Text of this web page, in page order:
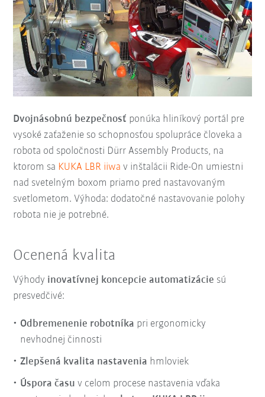
Dvojnásobnú bezpečnosť ponúka hliníkový portál pre
vysoké zaťaženie so schopnosťou spolupráce človeka a
robota od spoločnosti Dürr Assembly Products, na
ktorom sa KUKA LBR iiwa v inštalácii Ride-On umiestni
nad svetelným boxom priamo pred nastavovaným
svetlometom. Výhoda: dodatočné nastavovanie polohy
robota nie je potrebné.
Ocenená kvalita
Výhody inovatívnej koncepcie automatizácie sú
presvedčivé:
Odbremenenie robotníka pri ergonomicky
nevhodnej činnosti
Zlepšená kvalita nastavenia hmloviek
Úspora časuv celom procese nastavenia vďaka